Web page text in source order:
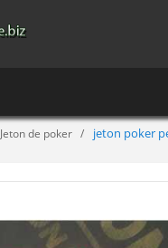
Jeton de poker jeton poker